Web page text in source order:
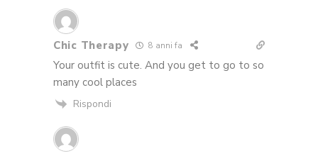
Chic Therapy 8 anni fa
Your outfit is cute. And you get to go to so
many cool places
Rispondi